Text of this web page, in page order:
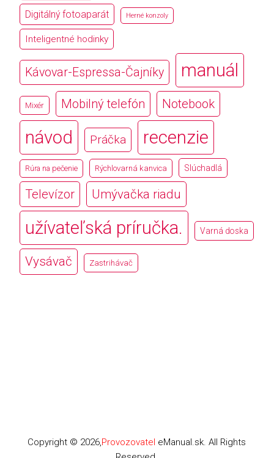
Digitálný fotoaparát Herné konzoly
Inteligentné hodinky
Kávovar-Espressa-Čajníky manuál
Mixér Mobilný telefón Notebook
návod Práčka recenzie
Rúra na pečenie Rýchlovarná kanvica Slúchadlá
Televízor Umývačka riadu
užívateľská príručka. Varná doska
Vysávač Zastrihávač
Copyright © 2026,Provozovatel eManual.sk. All Rights